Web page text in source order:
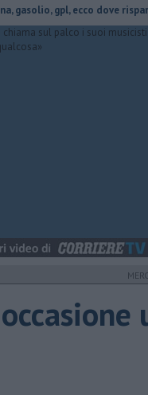
ecco dove risparmiare